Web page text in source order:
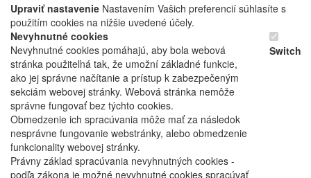
Upraviť nastavenie Nastavením Vašich preferencií súhlasíte s
použitím cookies na nižšie uvedené účely.
Nevyhnutné cookies
Nevyhnutné cookies pomáhajú, aby bola webová
stránka použiteľná tak, že umožní základné funkcie,
ako jej správne načítanie a prístup k zabezpečeným
sekciám webovej stránky. Webová stránka nemôže
správne fungovať bez týchto cookies.
Obmedzenie ich spracúvania môže mať za následok
nesprávne fungovanie webstránky, alebo obmedzenie
funkcionality webovej stránky.
Právny základ spracúvania nevyhnutných cookies -
podľa zákona je možné nevyhnutné cookies spracúvať
Switch